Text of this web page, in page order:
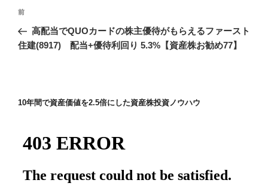
投
ナ
シ
ン
前
の
投
前
高配当でQUOカードの株主優待がもらえるファースト
住建(8917) 配当+優待利回り 5.3%【資産株お勧め77】
10年間で資産価値を2.5倍にした資産株投資ノウハウ